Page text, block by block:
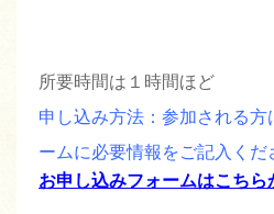
所要時間は１時間ほど
申し込み方法：参加される方
ームに必要情報をご記入くだ
お申し込みフォームはこちら